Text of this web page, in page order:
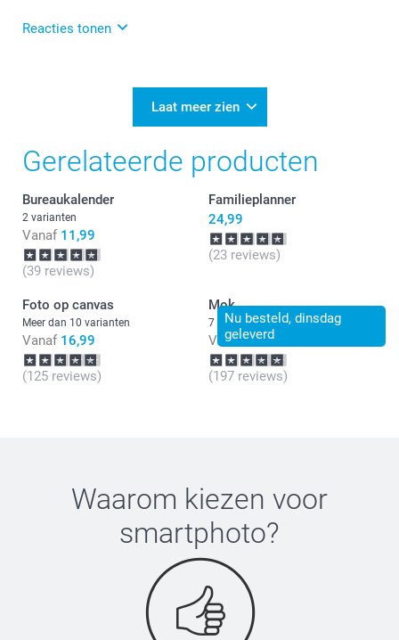
Reacties tonen
Bedankt voor je review. Heel fijn dat je blij bent met
verjaardagskalender.
Laat meer zien
Gerelateerde producten
Bureaukalender
2 varianten
Vanaf 11,99
(39 reviews)
Familieplanner
24,99
(23 reviews)
Foto op canvas
Meer dan 10 varianten
Vanaf 16,99
(125 reviews)
Nu besteld, dinsdag
geleverd
Mok
7 varianten
Vanaf 11,99
(197 reviews)
Waarom kiezen voor
smartphoto?